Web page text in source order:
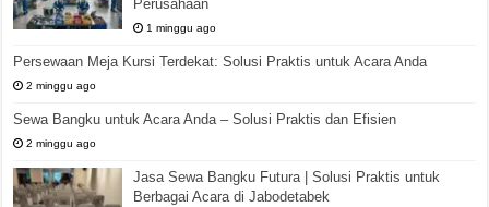
Perusahaan
1 minggu ago
Persewaan Meja Kursi Terdekat: Solusi Praktis untuk Acara Anda
2 minggu ago
Sewa Bangku untuk Acara Anda – Solusi Praktis dan Efisien
2 minggu ago
Jasa Sewa Bangku Futura | Solusi Praktis untuk
Berbagai Acara di Jabodetabek